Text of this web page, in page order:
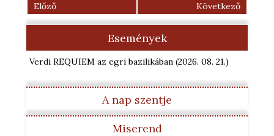
Előző
Következő
Események
Verdi REQUIEM az egri bazilikában (2026. 08. 21.)
A nap szentje
Miserend